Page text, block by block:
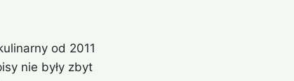
od 2011
nie były zbyt